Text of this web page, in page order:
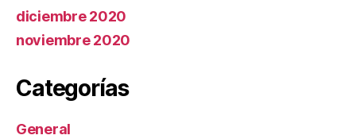
diciembre 2020
noviembre 2020
Categorías
General